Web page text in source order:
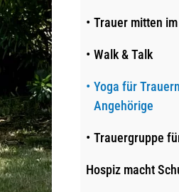
Trauer mitten
Walk & Talk
Yoga für
Angehörige
Trauergruppe
Hospiz macht